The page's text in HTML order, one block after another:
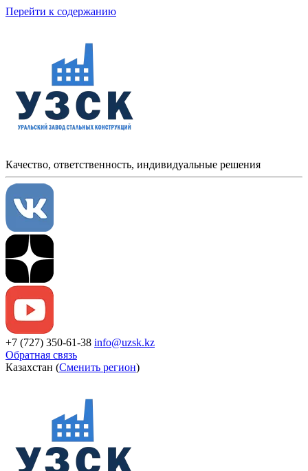
Перейти к содержанию
Качество, ответственность, индивидуальные решения
+7 (727) 350-61-38 info@uzsk.kz
Обратная связь
Казахстан (Сменить регион)